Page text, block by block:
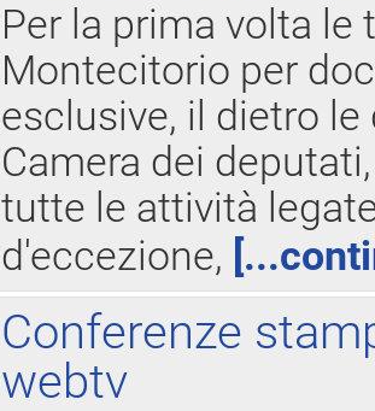
Per la prima volta le
Montecitorio per
esclusive, il dietro
Camera dei
tutte le attività
d'eccezione,
Conferenze
webtv